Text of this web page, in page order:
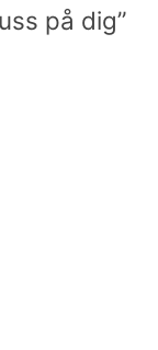
på dig”